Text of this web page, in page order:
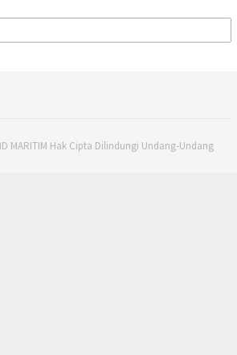
MARITIM Hak Cipta Dilindungi Undang-Undang